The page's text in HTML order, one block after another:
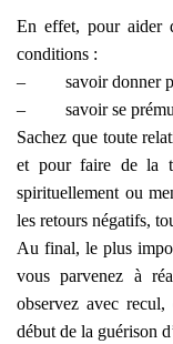
En effet, pour aider
conditions :
–
savoir donner
–
savoir se
Sachez que toute
et pour faire de la
spirituellement ou
les retours négatifs,
Au final, le plus
vous parvenez à
observez avec
début de la guérison